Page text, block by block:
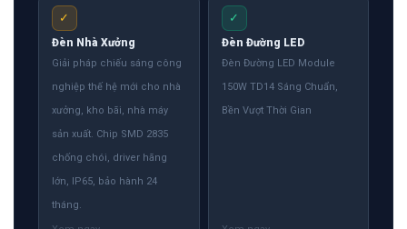
✓
Đèn Nhà Xưởng
Giải pháp chiếu sáng công
nghiệp thế hệ mới cho nhà
xưởng, kho bãi, nhà máy
sản xuất. Chip SMD 2835
chống chói, driver hãng
lớn, IP65, bảo hành 24
tháng.
✓
Đèn Đường LED
Đèn Đường LED Module
150W TD14 Sáng Chuẩn,
Bền Vượt Thời Gian